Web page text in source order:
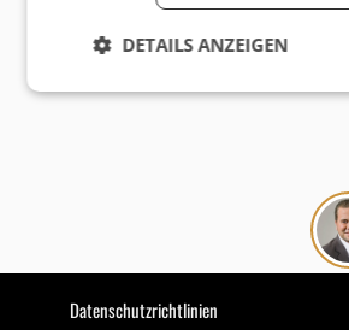
Datenschutzrichtlinien
DETAILS ANZEIGEN